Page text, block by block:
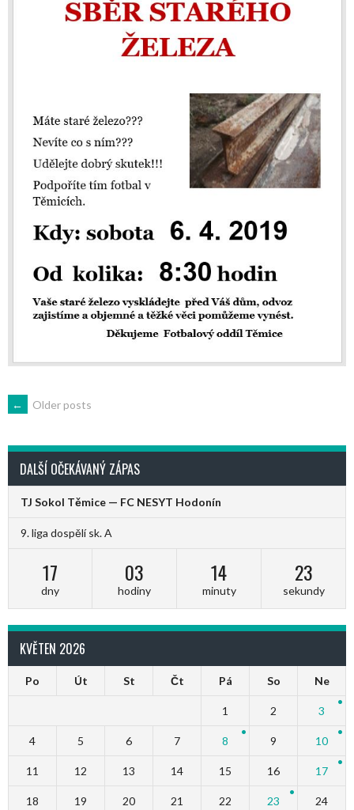
POSTS
NAVIGATION
← Older posts
DALŠÍ OČEKÁVANÝ ZÁPAS
TJ Sokol Těmice — FC NESYT Hodonín
9. liga dospělí sk. A
17
dny
03
hodiny
14
minuty
22
sekundy
KVĚTEN 2026
Po Út St Čt Pá So Ne
1 2 3
4 5 6 7 8 9 10
11 12 13 14 15 16 17
18 19 20 21 22 23 24